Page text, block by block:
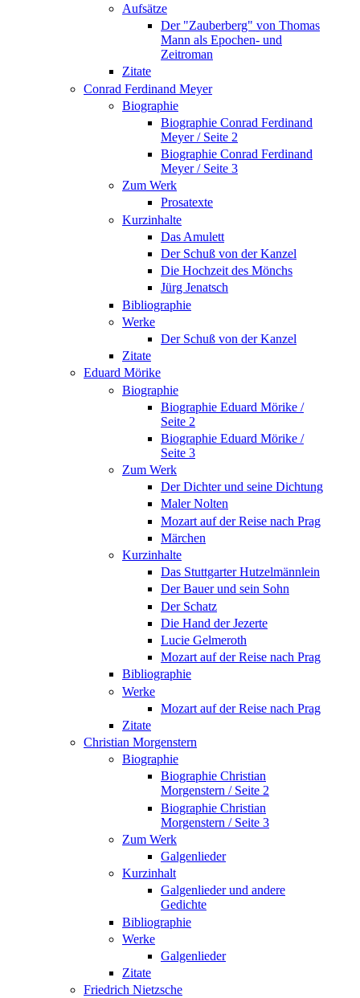
Aufsätze
Der "Zauberberg" von Thomas
Mann als Epochen- und
Zeitroman
Zitate
Conrad Ferdinand Meyer
Biographie
Biographie Conrad Ferdinand
Meyer / Seite 2
Biographie Conrad Ferdinand
Meyer / Seite 3
Zum Werk
Prosatexte
Kurzinhalte
Das Amulett
Der Schuß von der Kanzel
Die Hochzeit des Mönchs
Jürg Jenatsch
Bibliographie
Werke
Der Schuß von der Kanzel
Zitate
Eduard Mörike
Biographie
Biographie Eduard Mörike /
Seite 2
Biographie Eduard Mörike /
Seite 3
Zum Werk
Der Dichter und seine Dichtung
Maler Nolten
Mozart auf der Reise nach Prag
Märchen
Kurzinhalte
Das Stuttgarter Hutzelmännlein
Der Bauer und sein Sohn
Der Schatz
Die Hand der Jezerte
Lucie Gelmeroth
Mozart auf der Reise nach Prag
Bibliographie
Werke
Mozart auf der Reise nach Prag
Zitate
Christian Morgenstern
Biographie
Biographie Christian
Morgenstern / Seite 2
Biographie Christian
Morgenstern / Seite 3
Zum Werk
Galgenlieder
Kurzinhalt
Galgenlieder und andere
Gedichte
Bibliographie
Werke
Galgenlieder
Zitate
Friedrich Nietzsche